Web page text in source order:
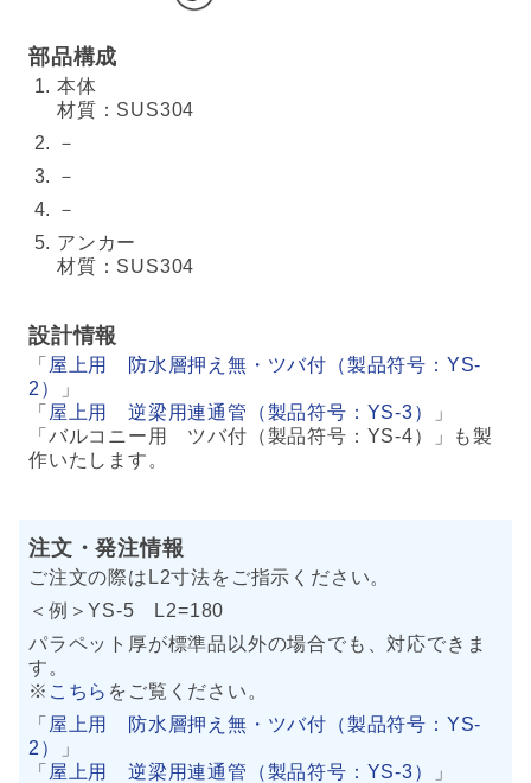
部品構成
本体
材質：SUS304
－
－
－
アンカー
材質：SUS304
設計情報
「 屋上用 防水層押え無・ツバ付（製品符号：YS-
2）
」
「 屋上用 逆梁用連通管（製品符号：YS-3）
」
「バルコニー用 ツバ付（製品符号：YS-4）」も製
作いたします。
注文・発注情報
ご注文の際はL2寸法をご指示ください。
＜例＞YS-5 L2=180
パラペット厚が標準品以外の場合でも、対応できま
す。
※ こちら をご覧ください。
「 屋上用 防水層押え無・ツバ付（製品符号：YS-
2）
」
「 屋上用 逆梁用連通管（製品符号：YS-3）
」